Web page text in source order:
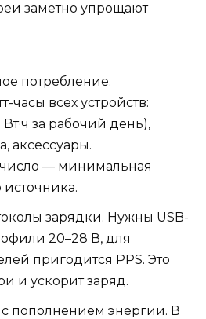
заметно упрощают
потребление.
часы всех устройств:
Вт·ч за рабочий день),
аксессуары.
— минимальная
зарядки. Нужны USB-
20–28 В, для
пригодится PPS. Это
и ускорит заряд.
пополнением энергии. В